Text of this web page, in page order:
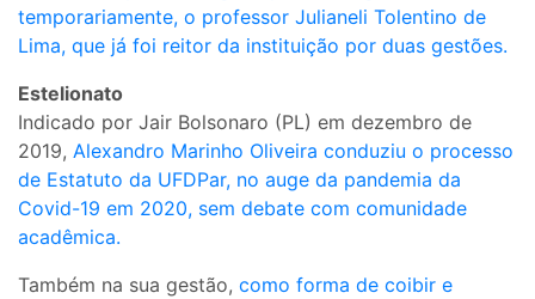
temporariamente, o professor Julianeli Tolentino de
Lima, que já foi reitor da instituição por duas gestões.
Estelionato
Indicado por Jair Bolsonaro (PL) em dezembro de
2019, Alexandro Marinho Oliveira conduziu o processo
de Estatuto da UFDPar, no auge da pandemia da
Covid-19 em 2020, sem debate com comunidade
acadêmica.
Também na sua gestão, como forma de coibir e